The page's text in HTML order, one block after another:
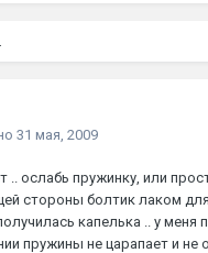
31 мая, 2009
.. ослабь пружинку, или
стороны болтик лаком для
капелька .. у меня
пружины не царапает и не